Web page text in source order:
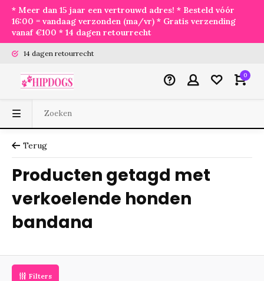
* Meer dan 15 jaar een vertrouwd adres! * Besteld vóór
16:00 = vandaag verzonden (ma/vr) * Gratis verzending
vanaf €100 * 14 dagen retourrecht
14 dagen retourrecht
0
Terug
Producten getagd met
verkoelende honden
bandana
Filters